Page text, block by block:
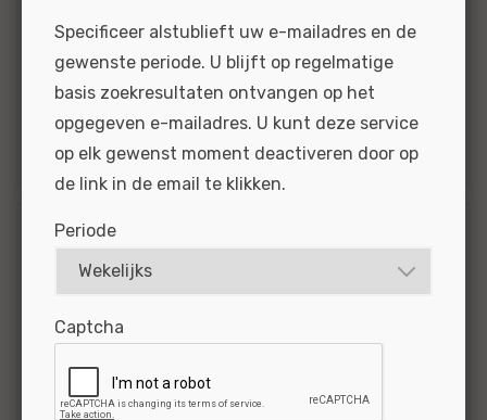
BEKIJKEN SOLLICITEER
Gepubliceerd:02-06-2026
Referentie
nr:#MO| 66483
Technisch Specialist
Mercedes-Benz en
Wat je kunt verwachten als je bij ons werkt?
Dit, en meer. Meer impact. Dankzij jou komt
Specificeer alstublieft uw e-mailadres en de
gewenste periode. U blijft op regelmatige
basis zoekresultaten ontvangen op het
opgegeven e-mailadres. U kunt deze service
op elk gewenst moment deactiveren door op
de link in de email te klikken.
Periode
Captcha